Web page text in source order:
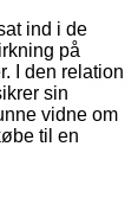
ind i de
på
I den relation
sin
vidne om
til en